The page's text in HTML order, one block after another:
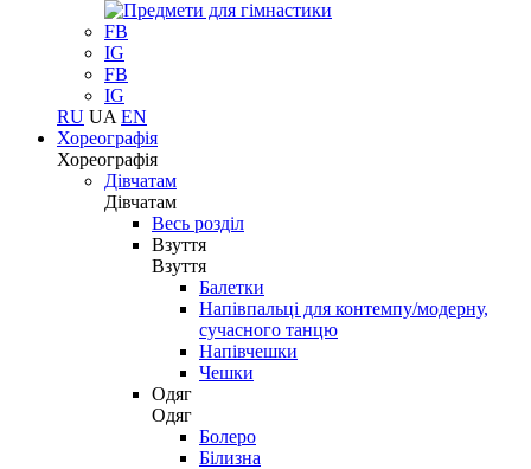
FB
IG
FB
IG
RU UA EN
Хореографія
Хореографія
Дівчатам
Дівчатам
Весь розділ
Взуття
Взуття
Балетки
Напівпальці для контемпу/модерну,
сучасного танцю
Напівчешки
Чешки
Одяг
Одяг
Болеро
Білизна